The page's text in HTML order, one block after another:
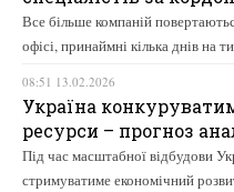
Все більше компаній
офісі, принаймні кілька днів на
08:51 13.02.2026
Україна
ресурси – прогноз
Під час масштабної відбудови
стримуватиме економічний